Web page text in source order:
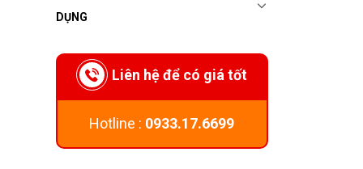
DỤNG
Liên hệ để có giá tốt
Hotline : 0933.17.6699